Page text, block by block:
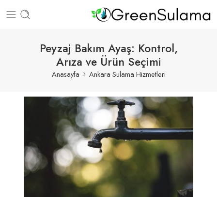
Peyzaj Bakım Ayaş: Kontrol,
Arıza ve Ürün Seçimi
Anasayfa Ankara Sulama Hizmetleri